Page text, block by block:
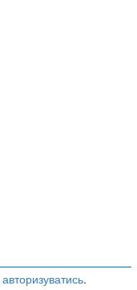
авторизуватись.